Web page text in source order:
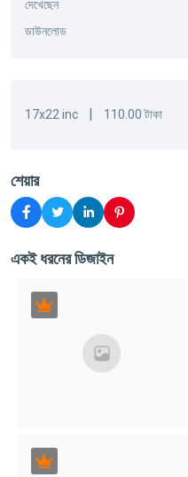
দেখেছেন
ডাউনলোড
17x22 inc 110.00 টাকা
শেয়ার
একই ধরনের ডিজাইন